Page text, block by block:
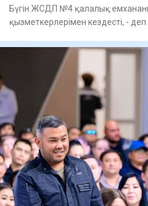
Бүгін ЖСДП №4 қалалық
қызметкерлерімен кездесті, -